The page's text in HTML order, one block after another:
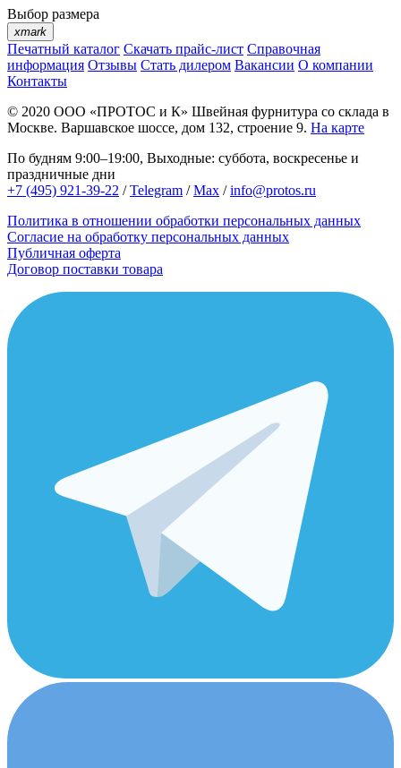
Выбор размера
xmark
Печатный каталог Скачать прайс-лист Справочная
информация Отзывы Стать дилером Вакансии О компании
Контакты
© 2020 ООО «ПРОТОС и К» Швейная фурнитура со склада в
Москве. Варшавское шоссе, дом 132, строение 9. На карте
По будням 9:00–19:00, Выходные: суббота, воскресенье и
праздничные дни
+7 (495) 921-39-22 /Telegram /Max /info@protos.ru
Политика в отношении обработки персональных данных
Согласие на обработку персональных данных
Публичная оферта
Договор поставки товара